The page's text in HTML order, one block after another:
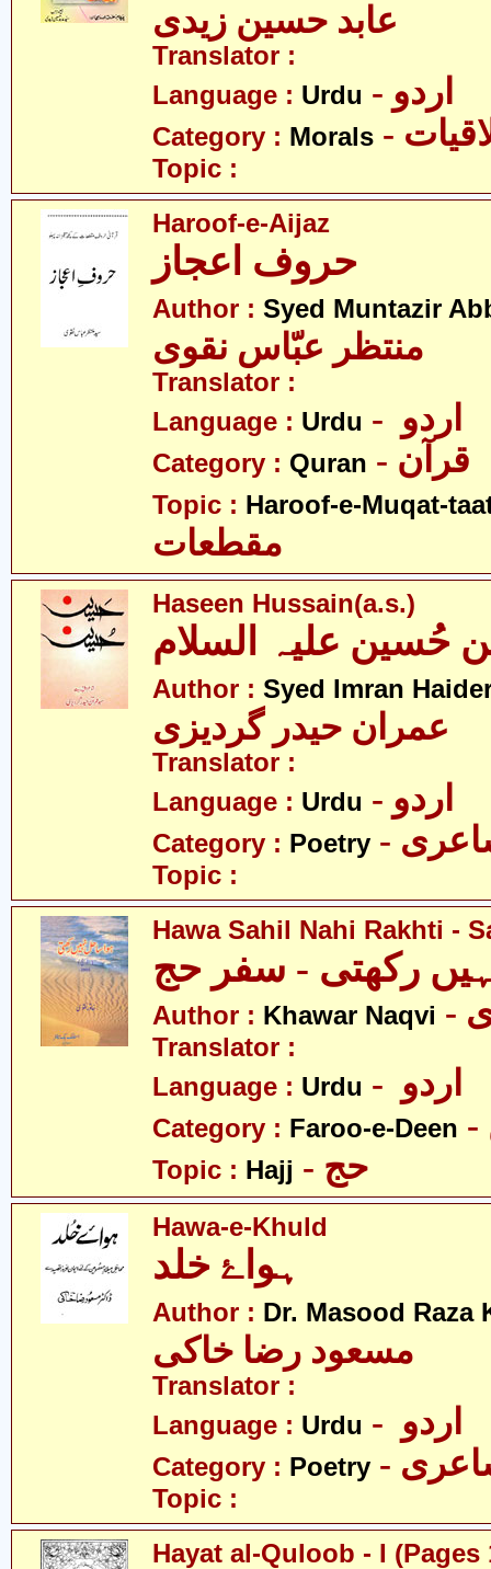
عابد حسین زیدی
Translator :
Language : Urdu - اردو
Category : Morals
Topic :
Haroof-e-Aijaz
حروف اعجاز
Author : Syed Muntazir
منتظر عبّاس نقوی
Translator :
Language : Urdu
Category : Quran - قرآن
Topic : Haroof-e-Muqat-
مقطعات
Haseen Hussain(a.s.)
حُسین علیہ السلام
Author : Syed Imran
عمران حیدر گردیزی
Translator :
Language : Urdu - اردو
Category : Poetry
Topic :
Hawa Sahil Nahi Rakhti -
رکھتی - سفر حج
Author : Khawar Naqvi
Translator :
Language : Urdu
Category : Faroo-e-Deen
Topic : Hajj - حج
Hawa-e-Khuld
Author : Dr. Masood Raza
مسعود رضا خاکی
Translator :
Language : Urdu
Category : Poetry
Topic :
Hayat al-Quloob - I (Pages